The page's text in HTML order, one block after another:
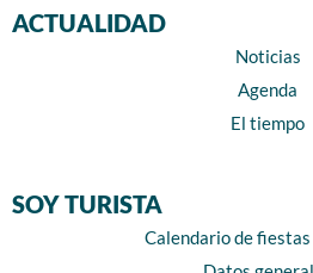
ACTUALIDAD
Noticias
Agenda
El tiempo
SOY TURISTA
Calendario de